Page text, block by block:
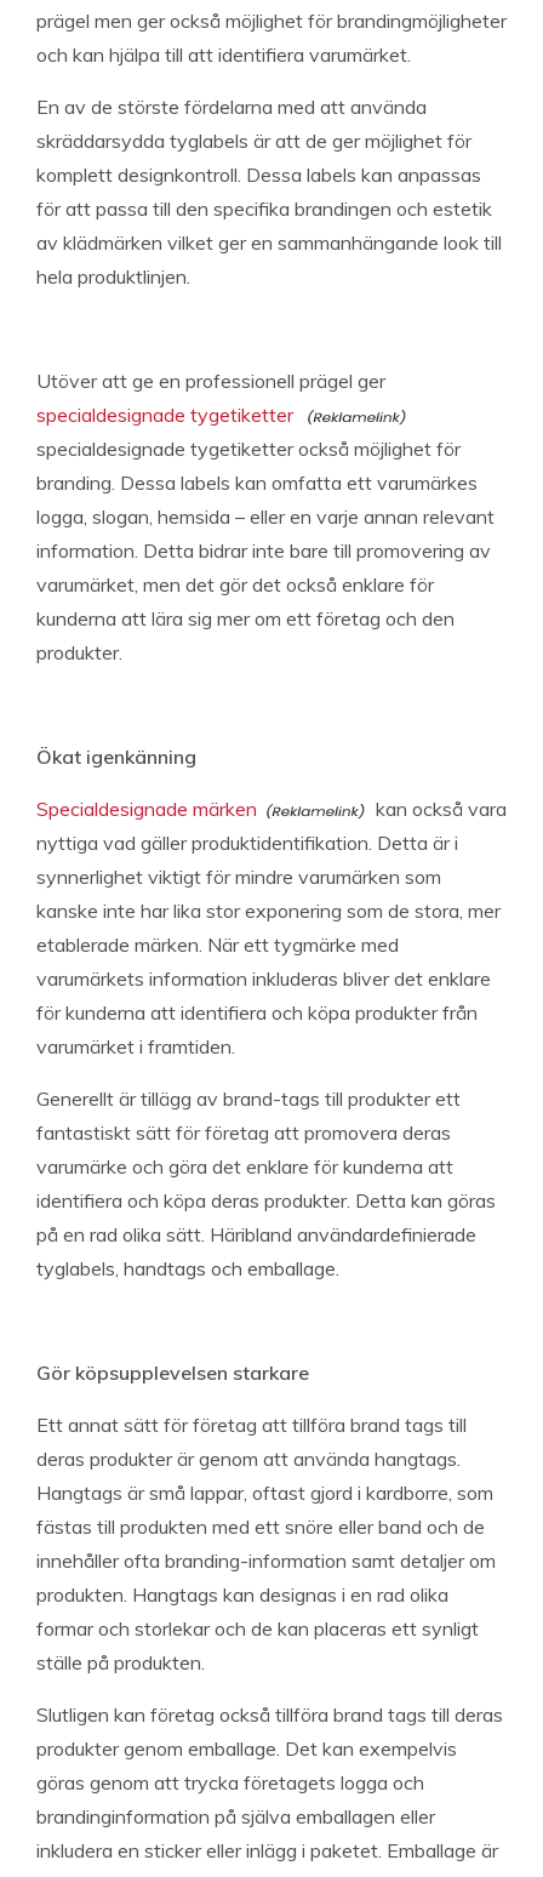
prägel men ger också möjlighet för brandingmöjligheter
och kan hjälpa till att identifiera varumärket.
En av de störste fördelarna med att använda
skräddarsydda tyglabels är att de ger möjlighet för
komplett designkontroll. Dessa labels kan anpassas
för att passa till den specifika brandingen och estetik
av klädmärken vilket ger en sammanhängande look till
hela produktlinjen.
Utöver att ge en professionell prägel ger
specialdesignade tygetiketter
specialdesignade tygetiketter också möjlighet för
branding. Dessa labels kan omfatta ett varumärkes
logga, slogan, hemsida – eller en varje annan relevant
information. Detta bidrar inte bare till promovering av
varumärket, men det gör det också enklare för
kunderna att lära sig mer om ett företag och den
produkter.
Ökat igenkänning
Specialdesignade märken
kan också vara
nyttiga vad gäller produktidentifikation. Detta är i
synnerlighet viktigt för mindre varumärken som
kanske inte har lika stor exponering som de stora, mer
etablerade märken. När ett tygmärke med
varumärkets information inkluderas bliver det enklare
för kunderna att identifiera och köpa produkter från
varumärket i framtiden.
Generellt är tillägg av brand-tags till produkter ett
fantastiskt sätt för företag att promovera deras
varumärke och göra det enklare för kunderna att
identifiera och köpa deras produkter. Detta kan göras
på en rad olika sätt. Häribland användardefinierade
tyglabels, handtags och emballage.
Gör köpsupplevelsen starkare
Ett annat sätt för företag att tillföra brand tags till
deras produkter är genom att använda hangtags.
Hangtags är små lappar, oftast gjord i kardborre, som
fästas till produkten med ett snöre eller band och de
innehåller ofta branding-information samt detaljer om
produkten. Hangtags kan designas i en rad olika
formar och storlekar och de kan placeras ett synligt
ställe på produkten.
Slutligen kan företag också tillföra brand tags till deras
produkter genom emballage. Det kan exempelvis
göras genom att trycka företagets logga och
brandinginformation på själva emballagen eller
inkludera en sticker eller inlägg i paketet. Emballage är